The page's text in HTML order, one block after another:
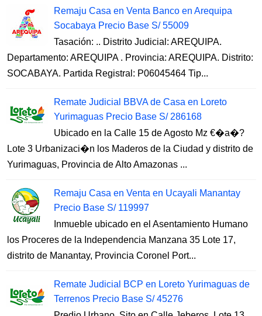
Remaju Casa en Venta Banco en Arequipa
Socabaya Precio Base S/ 55009
Tasación: .. Distrito Judicial: AREQUIPA.
Departamento: AREQUIPA . Provincia: AREQUIPA. Distrito:
SOCABAYA. Partida Registral: P06045464 Tip...
Remate Judicial BBVA de Casa en Loreto
Yurimaguas Precio Base S/ 286168
Ubicado en la Calle 15 de Agosto Mz €�a�?
Lote 3 Urbanizaci�n los Maderos de la Ciudad y distrito de
Yurimaguas, Provincia de Alto Amazonas ...
Remaju Casa en Venta en Ucayali Manantay
Precio Base S/ 119997
Inmueble ubicado en el Asentamiento Humano
los Proceres de la Independencia Manzana 35 Lote 17,
distrito de Manantay, Provincia Coronel Port...
Remate Judicial BCP en Loreto Yurimaguas de
Terrenos Precio Base S/ 45276